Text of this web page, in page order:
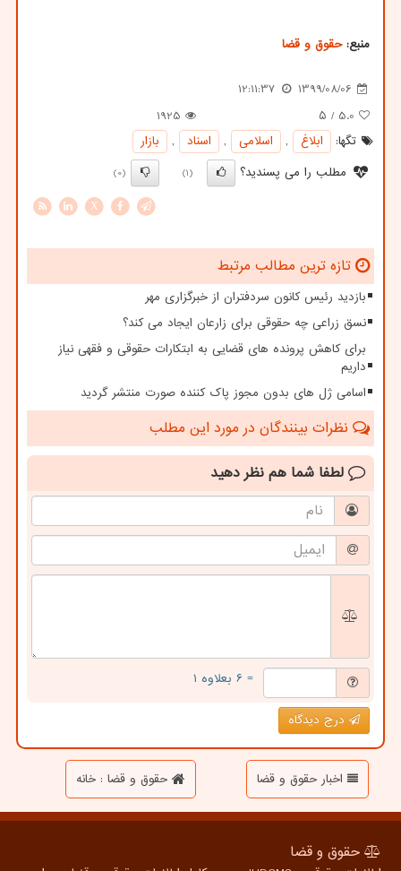
منبع:حقوق و قضا
1399/08/06
12:11:37
5.0 / ۵
1925
تگها:
ابلاغ , اسلامی , اسناد ,
بازار
مطلب را می پسندید؟
(1)
(0)
X
تازه ترین مطالب مرتبط
بازدید رئیس کانون سردفتران از خبرگزاری مهر
نسق زراعی چه حقوقی برای زارعان ایجاد می کند؟
برای کاهش پرونده های قضایی به ابتکارات حقوقی و فقهی نیاز
داریم
اسامی ژل های بدون مجوز پاک کننده صورت منتشر گردید
نظرات بینندگان در مورد این مطلب
لطفا شما هم نظر دهید
= ۶ بعلاوه ۱
درج دیدگاه
اخبار حقوق و قضا حقوق و قضا : خانه
حقوق و قضا